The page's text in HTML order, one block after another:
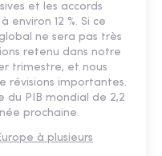
et les accords
environ 12 %. Si ce
ne sera pas très
retenu dans notre
trimestre, et nous
révisions importantes.
du PIB mondial de 2,2
prochaine.
à plusieurs